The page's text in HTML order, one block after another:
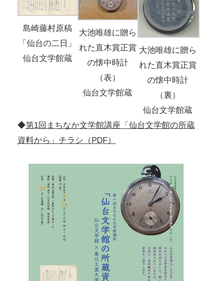
島崎藤村原稿
「仙台の二日」
仙台文学館蔵
大池唯雄に贈ら
れた直木賞正賞
の懐中時計
（表）
仙台文学館蔵
大池唯雄に贈ら
れた直木賞正賞
の懐中時計
（裏）
仙台文学館蔵
◆第1回まちなか文学館講座「仙台文学館の所蔵
資料から」チラシ（PDF）